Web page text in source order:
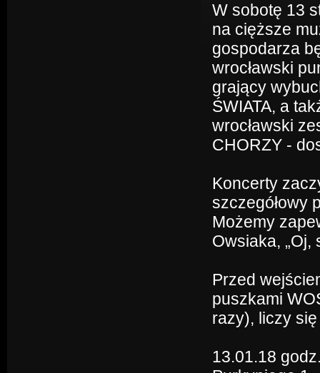
W sobotę 13
na cięższe
gospodarza
wrocławski
grający
ŚWIATA, a
wrocławski
CHORZY -
Koncerty
szczegółowy
Możemy
Owsiaka, „Oj,
Przed
puszkami
razy), liczy
13.01.18